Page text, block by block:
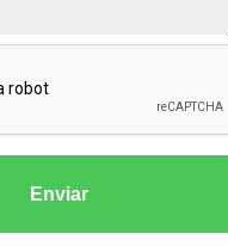
Enviar